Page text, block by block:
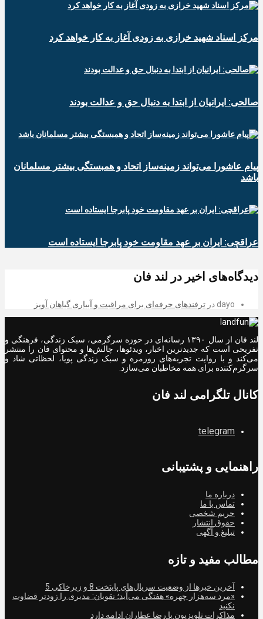
مرکز اسناد شهید خرازی به زودی آغاز به کار خواهد کرد
صالحی: ایرانیان از ابتدا به دنبال حق و عدالت بودند
پیام عاشورا می‌تواند زمینه‌ساز اتحاد و همبستگی بیشتر مسلمانان
باشد
عراقچی: ایران بر عهد مقاومت خود پابرجا ایستاده است
دیدگاه‌های اخیر در لند فان
dayo در ترفندهای حرفه‌ای برای مراقبت و آبیاری گیاهان آویز
لند فان از سال ۱۳۹۰ رسانه‌ای در حوزه سرگرمی، سبک زندگی، فرهنگی و
تفریحی است که جدیدترین اخبار، ویدئوها، چالش‌ها و محتوای فان را منتشر
می‌کند و با روایت تجربه‌های روزمره و سبک زندگی پویا، لحظاتی شاد و
سرگرم‌کننده برای همه مخاطبان می‌سازد.
کانال تلگرامی لند فان
telegram
راهنمایی و پشتیبانی
درباره ما
تماس با ما
حریم شخصی
حقوق انتشار
تبلیغ و آگهی
مطالب مفید و تازه
آخرین خبرها از وضعیت سریال‌های پایتخت 8 و زیرخاکی 5
«مرد سه‌هزار چهره» هفتگی می‌آید؛ نقویان: مدیری را زودتر قضاوت
نکنید
مذاکرات تلویزیون با رضا عطاران ادامه دارد